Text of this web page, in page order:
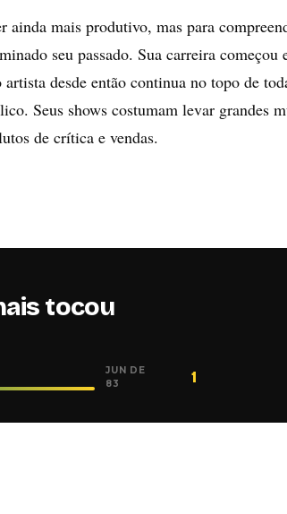
mais produtivo, mas para
seu passado. Sua carreira começou
desde então continua no topo de
Seus shows costumam levar grandes
de crítica e vendas.
tocou
JUN DE
83
1